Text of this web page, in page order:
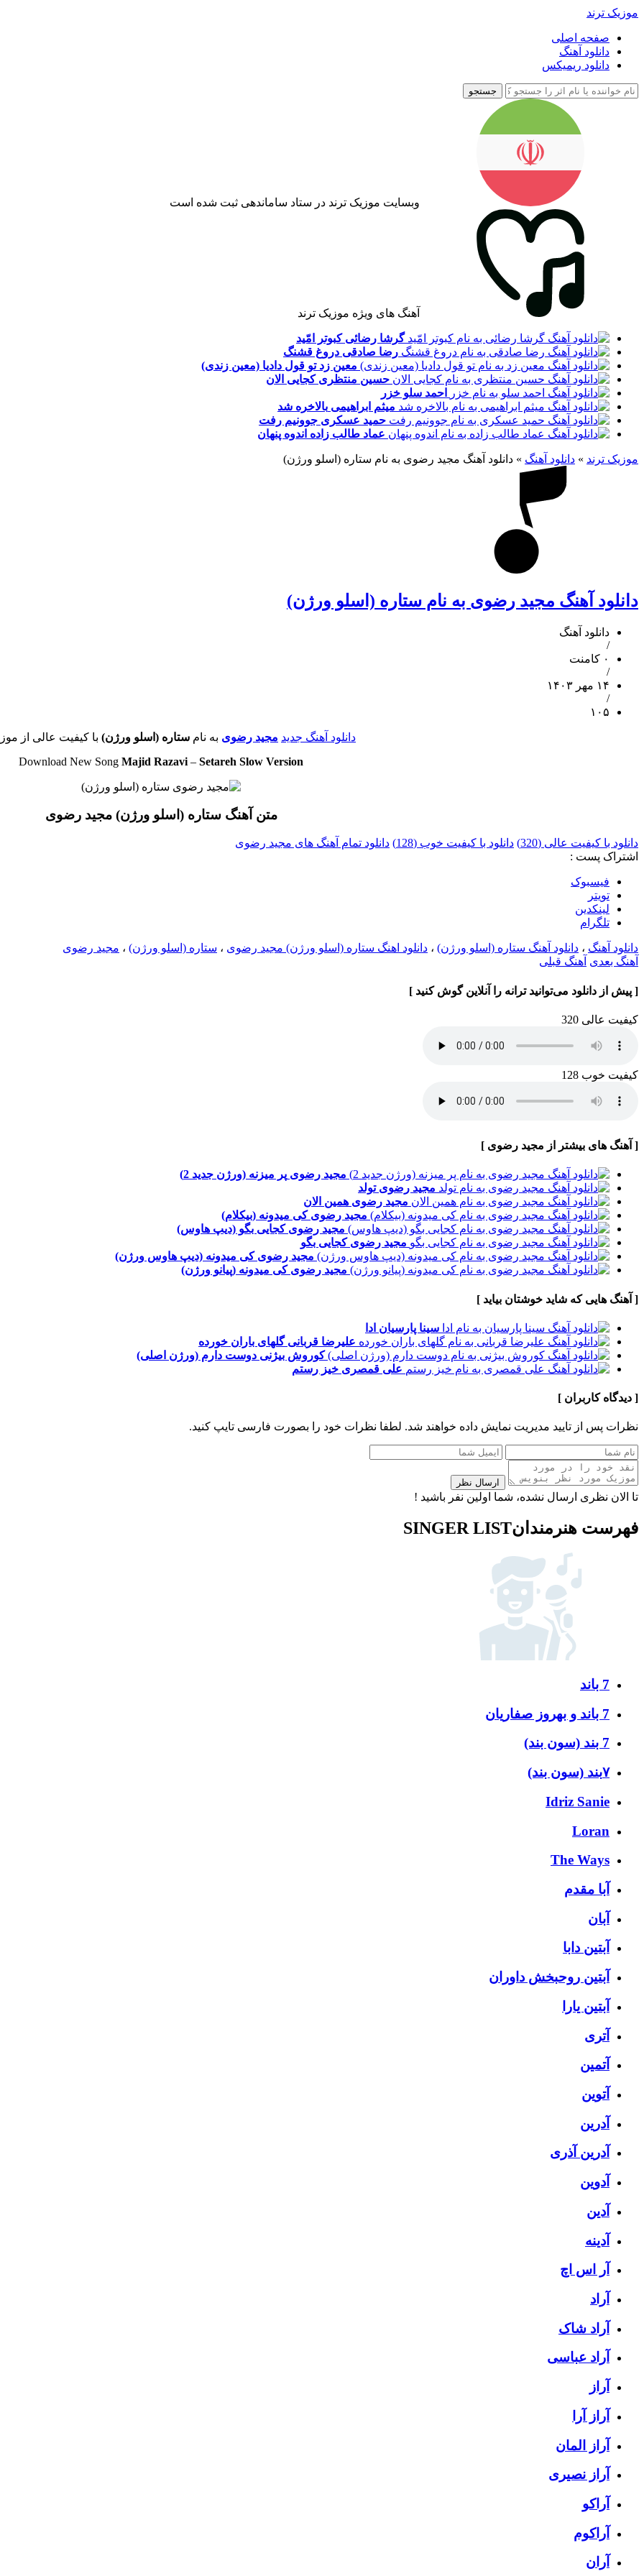
موزیک ترند
صفحه اصلی
دانلود آهنگ
دانلود ریمیکس
جستجو
وبسایت موزیک ترند در ستاد ساماندهی ثبت شده است
آهنگ های ویژه موزیک ترند
گرشا رضائیکبوتر امّید
رضا صادقی دروغ قشنگ
معین زدتو قول دادیا (معین زندی)
حسین منتظریکجایی الان
احمد سلو خزر
میثم ابراهیمی بالاخره شد
حمید عسکری جوونیم رفت
عماد طالب زاده اندوه پنهان
موزیک ترند » دانلود آهنگ » دانلود آهنگ مجید رضوی به نام ستاره (اسلو ورژن)
دانلود آهنگ مجید رضوی به نام ستاره (اسلو ورژن)
دانلود آهنگ
/
۰ کامنت
/
۱۴ مهر ۱۴۰۳
/
۱۰۵
دانلود آهنگ جدید مجید رضوی به نام ستاره (اسلو ورژن) با کیفیت عالی از
Download New Song Majid Razavi – Setareh Slow Version
متن آهنگ ستاره (اسلو ورژن) مجید رضوی
دانلود با کیفیت عالی (320) دانلود با کیفیت خوب (128)
دانلود تمام آهنگ های مجید رضوی
اشتراک پست :
فيسبوک
تويتر
لینکدین
تلگرام
دانلود آهنگ ، دانلود آهنگ ستاره (اسلو ورژن) ، دانلود اهنگ ستاره (اسلو ورژن) مجید رضوی ، ستاره (اسلو ورژن) ، مجید رضوی
آهنگ بعدی آهنگ قبلی
[ پیش از دانلود می‌توانید ترانه را آنلاین گوش کنید ]
کیفیت عالی 320
کیفیت خوب 128
[ آهنگ های بیشتر از مجید رضوی ]
مجید رضوی پر میزنه (ورژن جدید 2)
مجید رضویتولد
مجید رضوی همین الان
مجید رضویکی میدونه (بیکلام)
مجید رضویکجایی بگو (دیپ هاوس)
مجید رضویکجایی بگو
مجید رضویکی میدونه (دیپ هاوس ورژن)
مجید رضویکی میدونه (پیانو ورژن)
[ آهنگ هایی که شاید خوشتان بیاید ]
سینا پارسیان ادا
علیرضا قربانیگلهای باران خورده
کوروش بیژنی دوست دارم (ورژن اصلی)
علی قمصری خیز رستم
[ دیدگاه کاربران ]
نظرات پس از تایید مدیریت نمایش داده خواهند شد. لطفا نظرات خود را بصورت فارسی تایپ کنید.
ارسال نظر
تا الان نظری ارسال نشده، شما اولین نفر باشید !
فهرست هنرمندانSINGER LIST
7 باند
7 باند و بهروز صفاریان
7 بند (سون بند)
۷بند (سون بند)
Idriz Sanie
Loran
The Ways
آبا مقدم
آبان
آبتین دابا
آبتین روحبخش داوران
آبتین یارا
آتری
آتمین
آتوین
آدرین
آدرین آذری
آدوین
آدین
آدینه
آر اس اچ
آراد
آراد شاک
آراد عباسی
آراز
آراز آرا
آراز المان
آراز نصیری
آراکو
آراکوم
آران